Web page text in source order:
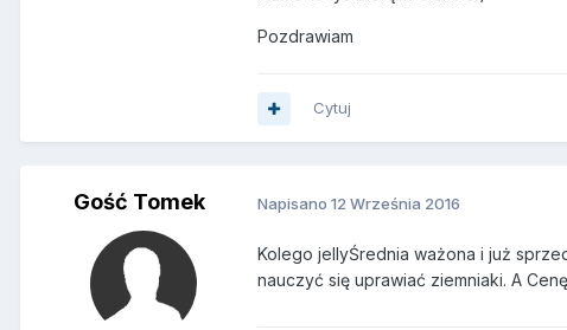
Pozdrawiam
Cytuj
Gość Tomek Napisano 12 Września 2016
Kolego jellyŚrednia ważona i już
nauczyć się uprawiać ziemniaki. A